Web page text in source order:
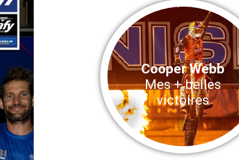
Cooper Webb
Mes + belles
victoires